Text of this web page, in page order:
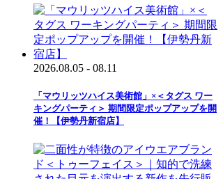
2026.08.05 - 08.11
「マウリッツハイス美術館」×＜タグス ワー
キングパーティ＞ 期間限定ポップアップを開
催！【伊勢丹新宿店】